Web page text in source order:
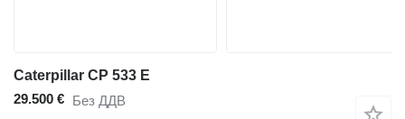
Caterpillar CP 533 E
29.500 € Без ДДВ